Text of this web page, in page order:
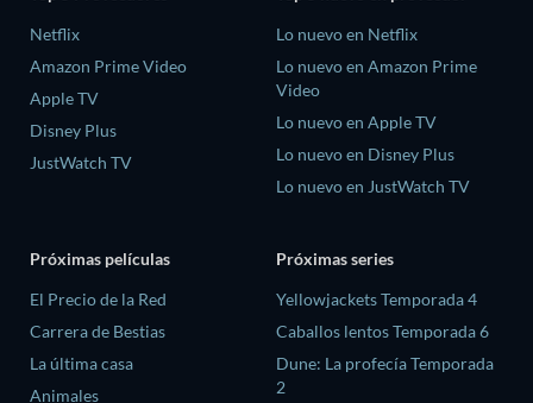
Netflix
Amazon Prime Video
Apple TV
Disney Plus
JustWatch TV
Lo nuevo en Netflix
Lo nuevo en Amazon Prime
Video
Lo nuevo en Apple TV
Lo nuevo en Disney Plus
Lo nuevo en JustWatch TV
Próximas películas
El Precio de la Red
Carrera de Bestias
La última casa
Animales
Próximas series
Yellowjackets Temporada 4
Caballos lentos Temporada 6
Dune: La profecía Temporada
2